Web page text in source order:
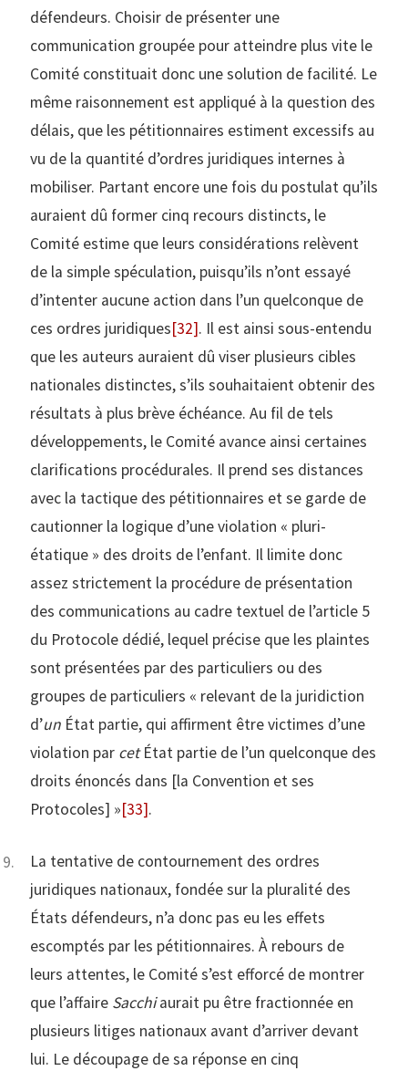
défendeurs. Choisir de présenter une
communication groupée pour atteindre plus vite le
Comité constituait donc une solution de facilité. Le
même raisonnement est appliqué à la question des
délais, que les pétitionnaires estiment excessifs au
vu de la quantité d’ordres juridiques internes à
mobiliser. Partant encore une fois du postulat qu’ils
auraient dû former cinq recours distincts, le
Comité estime que leurs considérations relèvent
de la simple spéculation, puisqu’ils n’ont essayé
d’intenter aucune action dans l’un quelconque de
ces ordres juridiques[32]. Il est ainsi sous-entendu
que les auteurs auraient dû viser plusieurs cibles
nationales distinctes, s’ils souhaitaient obtenir des
résultats à plus brève échéance. Au fil de tels
développements, le Comité avance ainsi certaines
clarifications procédurales. Il prend ses distances
avec la tactique des pétitionnaires et se garde de
cautionner la logique d’une violation « pluri-
étatique » des droits de l’enfant. Il limite donc
assez strictement la procédure de présentation
des communications au cadre textuel de l’article 5
du Protocole dédié, lequel précise que les plaintes
sont présentées par des particuliers ou des
groupes de particuliers « relevant de la juridiction
d’unÉtat partie, qui affirment être victimes d’une
violation par cetÉtat partie de l’un quelconque des
droits énoncés dans [la Convention et ses
Protocoles] »[33].
La tentative de contournement des ordres
juridiques nationaux, fondée sur la pluralité des
États défendeurs, n’a donc pas eu les effets
escomptés par les pétitionnaires. À rebours de
leurs attentes, le Comité s’est efforcé de montrer
que l’affaire Sacchiaurait pu être fractionnée en
plusieurs litiges nationaux avant d’arriver devant
lui. Le découpage de sa réponse en cinq